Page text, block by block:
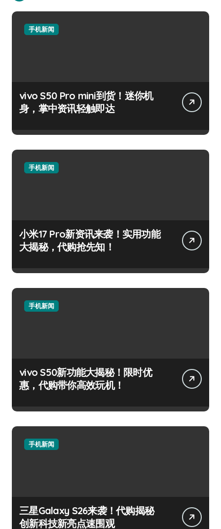
手机新闻
vivo S50 Pro mini到货！迷你机
身，掌中资讯轻触即达
手机新闻
小米17 Pro新资讯来袭！实用功能
大揭秘，代购抢先知！
手机新闻
vivo S50新功能大揭秘！限时优
惠，代购带你高效玩机！
手机新闻
三星Galaxy S26来袭！代购揭秘
创新科技新亮点速围观